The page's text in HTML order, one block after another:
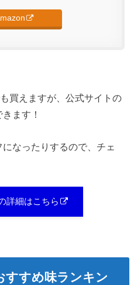
買えますが、公式サイトの
ます！
なったりするので、チェ
詳細はこちら
すすめ味ランキン